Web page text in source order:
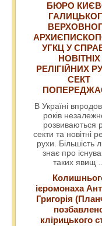
БЮРО
УГКЦ У
НОВІТНІХ
РЕЛІГІЙНИХ
СЕКТ
В Україні
років
розвиваються
секти та новітні
рухи. Більшість
знає про
таких явищ
ієромонаха
Григорія
клірицького